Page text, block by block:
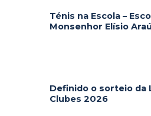
Ténis na Escola –
Monsenhor Elísio
Definido o sorteio da
Clubes 2026